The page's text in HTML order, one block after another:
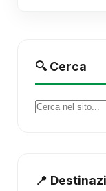
🔍 Cerca
Cerca:
📍